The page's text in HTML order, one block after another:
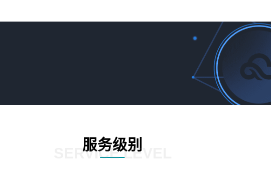
服务级别
SERVICE LEVEL